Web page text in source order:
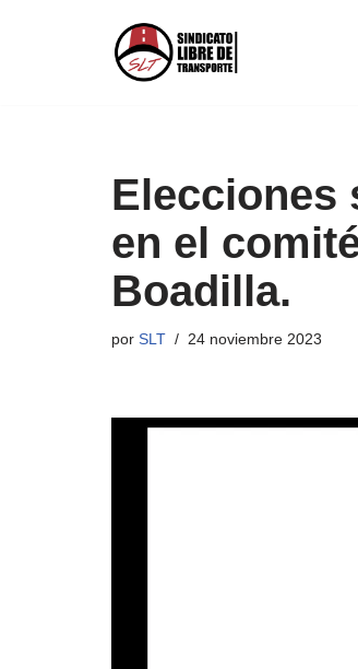
Elecciones
en el
Boadilla.
por SLT 24 noviembre 2023